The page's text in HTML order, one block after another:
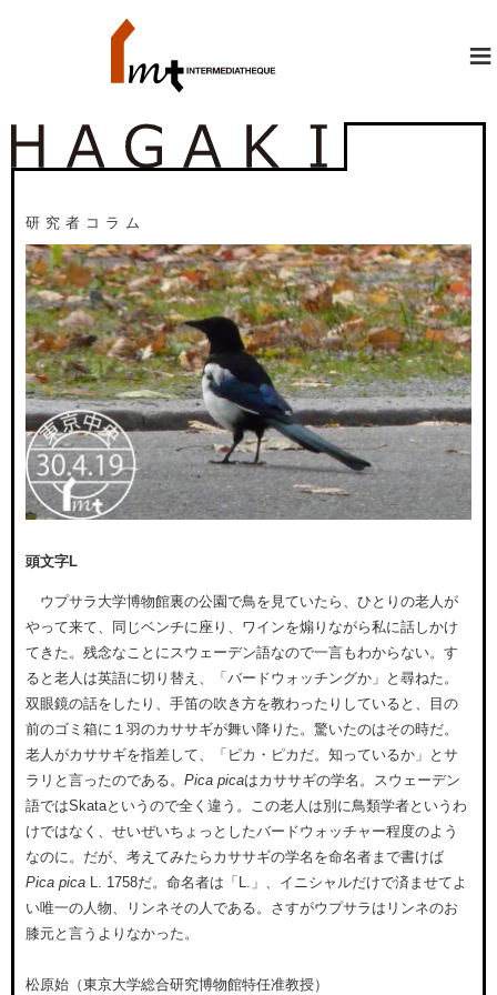
≡
研究者コラム
頭文字L
ウプサラ大学博物館裏の公園で鳥を見ていたら、ひとりの老人が
やって来て、同じベンチに座り、ワインを煽りながら私に話しかけ
てきた。残念なことにスウェーデン語なので一言もわからない。す
ると老人は英語に切り替え、「バードウォッチングか」と尋ねた。
双眼鏡の話をしたり、手笛の吹き方を教わったりしていると、目の
前のゴミ箱に１羽のカササギが舞い降りた。驚いたのはその時だ。
老人がカササギを指差して、「ピカ・ピカだ。知っているか」とサ
ラリと言ったのである。 Pica picaはカササギの学名。スウェーデン
語ではSkataというので全く違う。この老人は別に鳥類学者というわ
けではなく、せいぜいちょっとしたバードウォッチャー程度のよう
なのに。だが、考えてみたらカササギの学名を命名者まで書けば
Pica pica L. 1758だ。命名者は「L.」、イニシャルだけで済ませてよ
い唯一の人物、リンネその人である。さすがウプサラはリンネのお
膝元と言うよりなかった。
松原始（東京大学総合研究博物館特任准教授）